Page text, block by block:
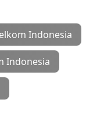
Indonesia
Indonesia